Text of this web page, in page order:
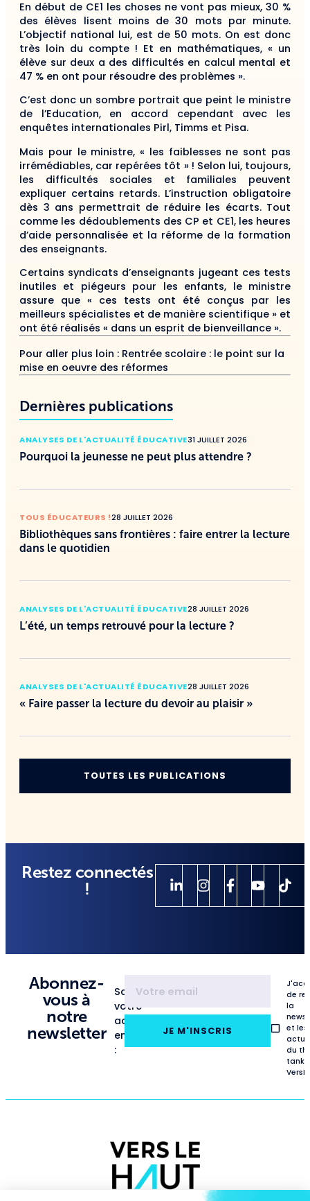
En début de CE1 les choses ne vont pas mieux, 30 %
des élèves lisent moins de 30 mots par minute.
L’objectif national lui, est de 50 mots. On est donc
très loin du compte ! Et en mathématiques, « un
élève sur deux a des difficultés en calcul mental et
47 % en ont pour résoudre des problèmes ».
C’est donc un sombre portrait que peint le ministre
de l’Education, en accord cependant avec les
enquêtes internationales Pirl, Timms et Pisa.
Mais pour le ministre, « les faiblesses ne sont pas
irrémédiables, car repérées tôt » ! Selon lui, toujours,
les difficultés sociales et familiales peuvent
expliquer certains retards. L’instruction obligatoire
dès 3 ans permettrait de réduire les écarts. Tout
comme les dédoublements des CP et CE1, les heures
d’aide personnalisée et la réforme de la formation
des enseignants.
Certains syndicats d’enseignants jugeant ces tests
inutiles et piégeurs pour les enfants, le ministre
assure que « ces tests ont été conçus par les
meilleurs spécialistes et de manière scientifique » et
ont été réalisés « dans un esprit de bienveillance ».
Pour aller plus loin : Rentrée scolaire : le point sur la
mise en oeuvre des réformes
Dernières publications
ANALYSES DE L'ACTUALITÉ ÉDUCATIVE31 JUILLET 2026
Pourquoi la jeunesse ne peut plus attendre ?
TOUS ÉDUCATEURS !28 JUILLET 2026
Bibliothèques sans frontières : faire entrer la lecture
dans le quotidien
ANALYSES DE L'ACTUALITÉ ÉDUCATIVE28 JUILLET 2026
L’été, un temps retrouvé pour la lecture ?
ANALYSES DE L'ACTUALITÉ ÉDUCATIVE28 JUILLET 2026
« Faire passer la lecture du devoir au plaisir »
TOUTES LES PUBLICATIONS
Restez connectés
!
Abonnez-
vous à
notre
newsletter
Saisissez
votre
adresse
email
:
JE M'INSCRIS
de
la
et les
du
tank